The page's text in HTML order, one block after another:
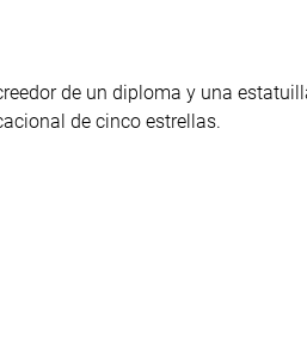
de un diploma y una
de cinco estrellas.